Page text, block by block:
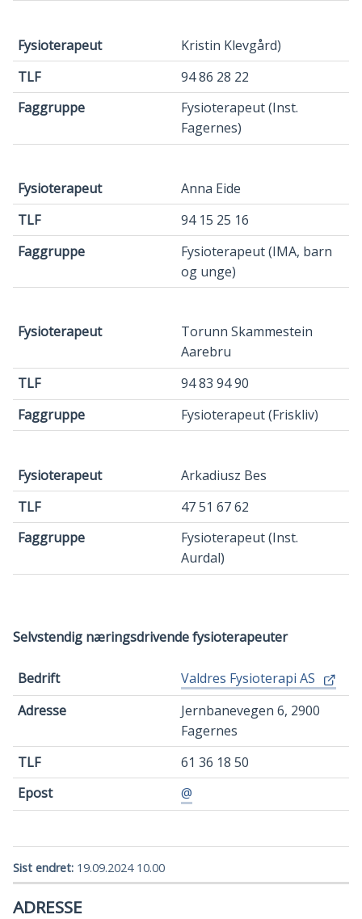
Kristin Klevgård)
94 86 28 22
Fysioterapeut (Inst.
Fagernes)
Anna Eide
94 15 25 16
Fysioterapeut (IMA, barn
og unge)
Torunn Skammestein
Aarebru
94 83 94 90
Fysioterapeut (Friskliv)
Arkadiusz Bes
47 51 67 62
Fysioterapeut (Inst.
Aurdal)
Selvstendig næringsdrivende fysioterapeuter
Bedrift
Adresse
Epost
Valdres Fysioterapi AS
Jernbanevegen 6, 2900
Fagernes
61 36 18 50
@
Sist endret 19.09.2024 10.00
ADRESSE